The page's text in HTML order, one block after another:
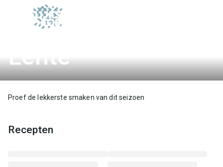
Lente
Proef de lekkerste smaken van dit seizoen
Recepten